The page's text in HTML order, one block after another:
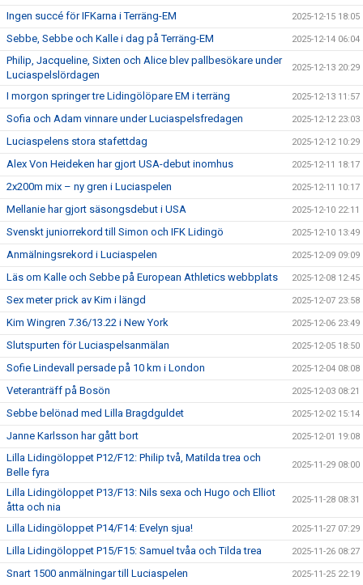
Ingen succé för IFKarna i Terräng-EM 2025-12-15 18:05
Sebbe, Sebbe och Kalle i dag på Terräng-EM 2025-12-14 06:04
Philip, Jacqueline, Sixten och Alice blev pallbesökare under
Luciaspelslördagen
2025-12-13 20:29
I morgon springer tre Lidingölöpare EM i terräng 2025-12-13 11:57
Sofia och Adam vinnare under Luciaspelsfredagen 2025-12-12 23:03
Luciaspelens stora stafettdag 2025-12-12 10:29
Alex Von Heideken har gjort USA-debut inomhus 2025-12-11 18:17
2x200m mix – ny gren i Luciaspelen 2025-12-11 10:17
Mellanie har gjort säsongsdebut i USA 2025-12-10 22:11
Svenskt juniorrekord till Simon och IFK Lidingö 2025-12-10 13:49
Anmälningsrekord i Luciaspelen 2025-12-09 09:09
Läs om Kalle och Sebbe på European Athletics webbplats 2025-12-08 12:45
Sex meter prick av Kim i längd 2025-12-07 23:58
Kim Wingren 7.36/13.22 i New York 2025-12-06 23:49
Slutspurten för Luciaspelsanmälan 2025-12-05 18:50
Sofie Lindevall persade på 10 km i London 2025-12-04 08:08
Veteranträff på Bosön 2025-12-03 08:21
Sebbe belönad med Lilla Bragdguldet 2025-12-02 15:14
Janne Karlsson har gått bort 2025-12-01 19:08
Lilla Lidingöloppet P12/F12: Philip två, Matilda trea och
Belle fyra
2025-11-29 08:00
Lilla Lidingöloppet P13/F13: Nils sexa och Hugo och Elliot
åtta och nia
2025-11-28 08:31
Lilla Lidingöloppet P14/F14: Evelyn sjua! 2025-11-27 07:29
Lilla Lidingöloppet P15/F15: Samuel tvåa och Tilda trea 2025-11-26 08:27
Snart 1500 anmälningar till Luciaspelen 2025-11-25 22:19